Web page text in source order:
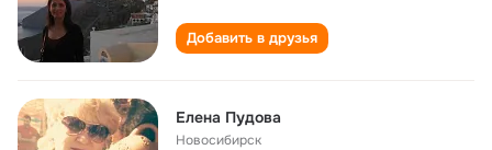
Добавить в друзья
Елена Пудова
Новосибирск